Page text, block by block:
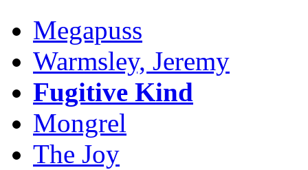
Megapuss
Warmsley, Jeremy
Fugitive Kind
Mongrel
The Joy